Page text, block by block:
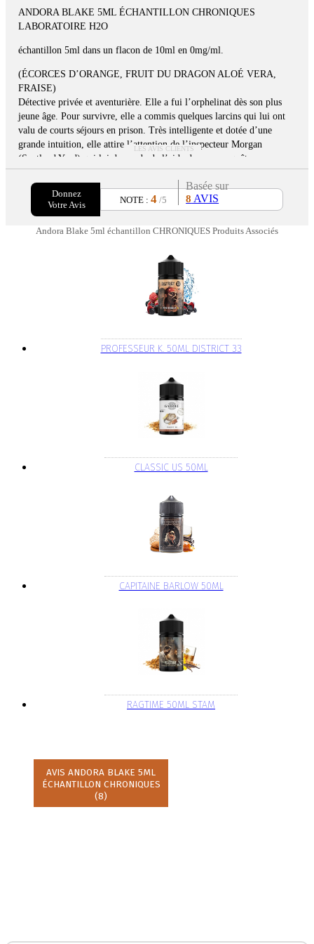
ANDORA BLAKE 5ML ÉCHANTILLON CHRONIQUES
LABORATOIRE H2O
échantillon 5ml dans un flacon de 10ml en 0mg/ml.
(ÉCORCES D’ORANGE, FRUIT DU DRAGON ALOÉ VERA,
FRAISE)
Détective privée et aventurière. Elle a fui l’orphelinat dès son plus
jeune âge. Pour survivre, elle a commis quelques larcins qui lui ont
valu de courts séjours en prison. Très intelligente et dotée d’une
grande intuition, elle attire l’attention de l’inspecteur Morgan
(Scotland Yard) qui lui demande de l’aide dans ses enquêtes .
LES AVIS CLIENTS
Donnez
Votre Avis
NOTE : 4 /5
Basée sur
8 AVIS
Andora Blake 5ml échantillon CHRONIQUES Produits Associés
PROFESSEUR K. 50ML DISTRICT 33
CLASSIC US 50ML
CAPITAINE BARLOW 50ML
RAGTIME 50ML STAM
AVIS ANDORA BLAKE 5ML
ÉCHANTILLON CHRONIQUES
(8)